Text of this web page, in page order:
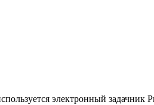
электронный задачник